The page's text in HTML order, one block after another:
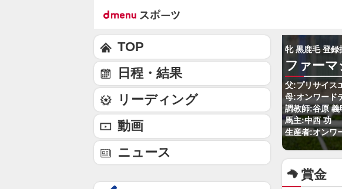
牝 黒鹿毛 登録
ファーマ
父:プリサイス
母:オンワード
調教師:谷原 義
馬主:中西 功
生産者:オンワ
賞金
TOP
日程・結果
リーディング
動画
ニュース